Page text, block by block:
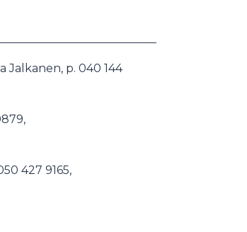
Jalkanen, p. 040 144
427 9165,